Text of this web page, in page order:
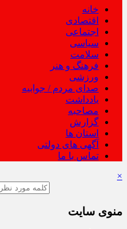
خانه
اقتصادی
اجتماعی
سیاسی
سلامت
فرهنگ و هنر
ورزشی
صدای مردم / جوابیه
یادداشت
مصاحبه
گزارش
استان ها
آگهی های دولتی
تماس با ما
×
منوی سایت